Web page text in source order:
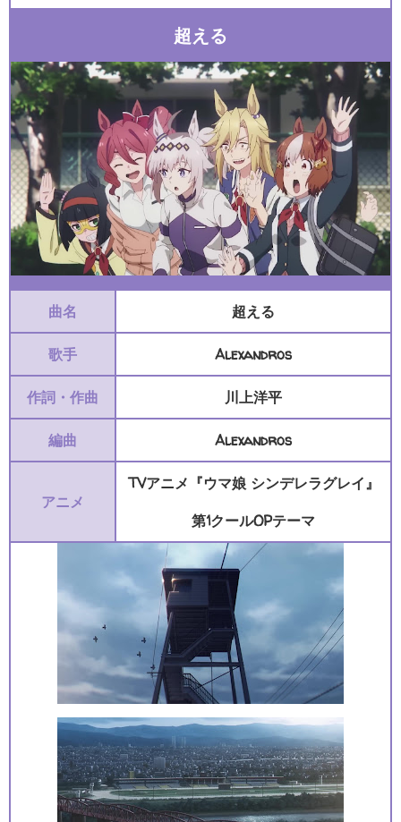
超える
曲名 超える
歌手 Alexandros
作詞・作曲 川上洋平
編曲 Alexandros
アニメ
TVアニメ『ウマ娘 シンデレラグレイ』
第1クールOPテーマ